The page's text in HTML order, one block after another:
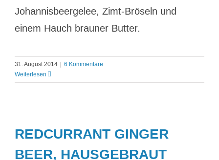
Johannisbeergelee, Zimt-Bröseln und
einem Hauch brauner Butter.
31. August 2014
6 Kommentare
Weiterlesen
REDCURRANT GINGER
BEER, HAUSGEBRAUT